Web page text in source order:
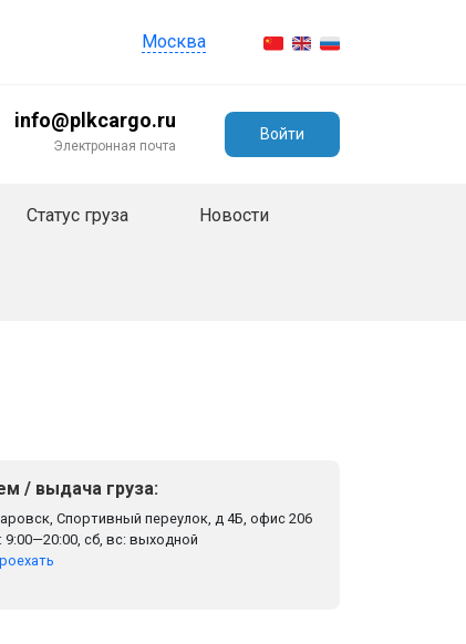
Москва
info@plkcargo.ru
Электронная почта
Войти
Статус груза Новости
/ выдача груза:
Спортивный переулок, д 4Б, офис 206
9:00—20:00, сб, вс: выходной